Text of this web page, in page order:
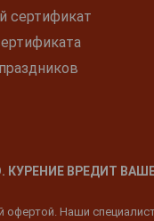
сертификат
КУРЕНИЕ ВРЕДИТ
офертой. Наши